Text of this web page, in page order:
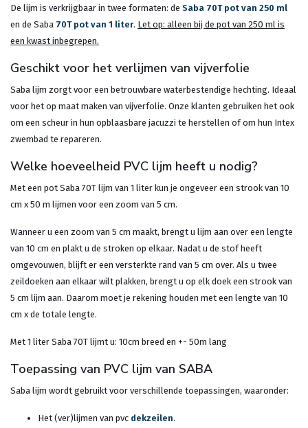
De lijm is verkrijgbaar in twee formaten: de Saba 70T pot van 250 ml
en de Saba 70T pot van 1 liter. Let op: alleen bij de pot van 250 ml is
een kwast inbegrepen.
Geschikt voor het verlijmen van vijverfolie
Saba lijm zorgt voor een betrouwbare waterbestendige hechting. Ideaal
voor het op maat maken van vijverfolie. Onze klanten gebruiken het ook
om een scheur in hun opblaasbare jacuzzi te herstellen of om hun Intex
zwembad te repareren.
Welke hoeveelheid PVC lijm heeft u nodig?
Met een pot Saba 70T lijm van 1 liter kun je ongeveer een strook van 10
cm x 50 m lijmen voor een zoom van 5 cm.
Wanneer u een zoom van 5 cm maakt, brengt u lijm aan over een lengte
van 10 cm en plakt u de stroken op elkaar. Nadat u de stof heeft
omgevouwen, blijft er een versterkte rand van 5 cm over. Als u twee
zeildoeken aan elkaar wilt plakken, brengt u op elk doek een strook van
5 cm lijm aan. Daarom moet je rekening houden met een lengte van 10
cm x de totale lengte.
Met 1 liter Saba 70T lijmt u: 10cm breed en +- 50m lang
Toepassing van PVC lijm van SABA
Saba lijm wordt gebruikt voor verschillende toepassingen, waaronder:
Het (ver)lijmen van pvc dekzeilen.